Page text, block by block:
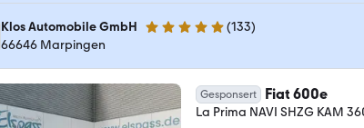
Klos Automobile GmbH 5 Sterne (133)
66646 Marpingen
Gesponsert Fiat 600e
La Prima NAVI SHZG KAM